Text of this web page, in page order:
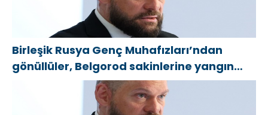
Birleşik Rusya Genç Muhafızları’ndan
gönüllüler, Belgorod sakinlerine yangın
söndürücüler ve jeneratörler konusunda
yardımcı olacak